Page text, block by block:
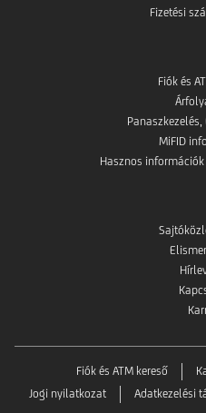
Fizetési
Fiók és
MiFID
Hasznos
Fiók és ATM kereső
Jogi nyilatkozat
Adatkezelési